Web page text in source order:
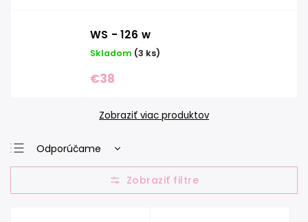
WS - 126 w
Skladom (3 ks)
€38
Zobraziť viac produktov
Odporúčame
Najlacnejšie
Najdrahšie